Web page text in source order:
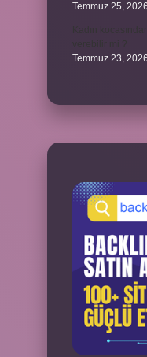
Temmuz 25, 2026
Temmuz 23, 2026